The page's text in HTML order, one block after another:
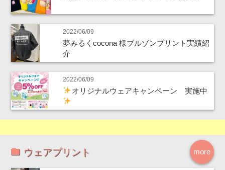
2022/06/09
夢みるくcocona 様ブルゾンプリント実績紹
介
2022/06/09
オリジナルウェアキャンペーン 実施中
more
ウェアプリント